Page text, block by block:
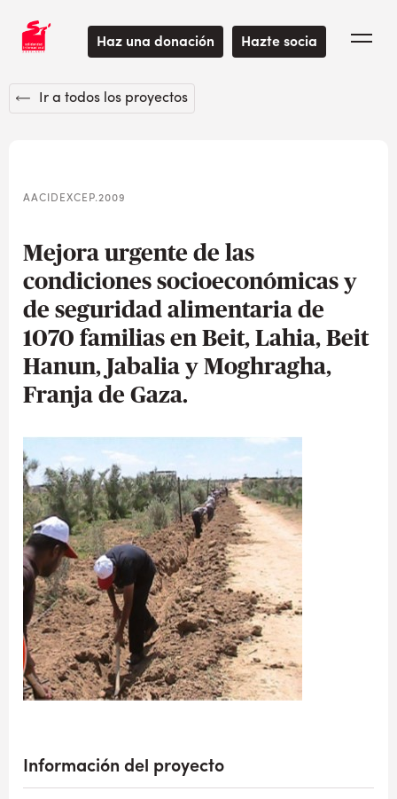
Haz una donación Hazte socia
Ir a todos los proyectos
AACIDEXCEP.2009
Mejora urgente de las
condiciones socioeconómicas y
de seguridad alimentaria de
1070 familias en Beit, Lahia, Beit
Hanun, Jabalia y Moghragha,
Franja de Gaza.
Información del proyecto